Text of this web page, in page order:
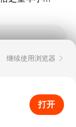
打开APP
继续使用浏览器
打开